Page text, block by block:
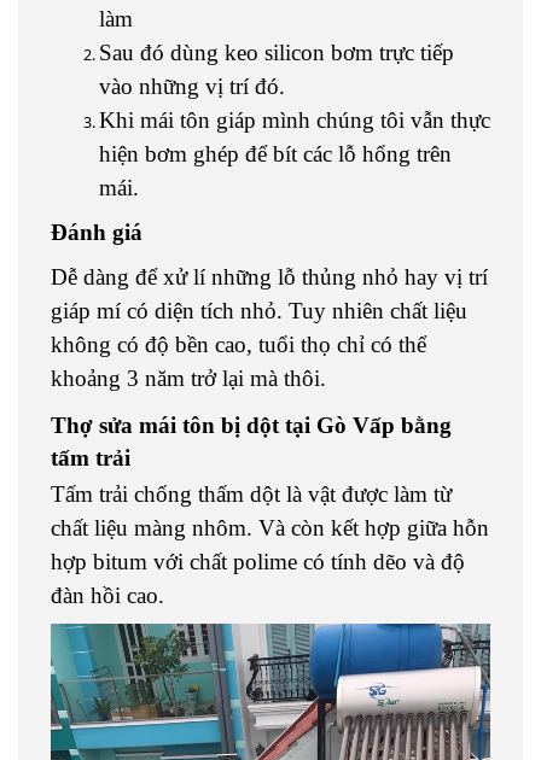
làm
Sau đó dùng keo silicon bơm trực tiếp
vào những vị trí đó.
Khi mái tôn giáp mình chúng tôi vẫn thực
hiện bơm ghép để bít các lỗ hổng trên
mái.
Đánh giá
Dễ dàng để xử lí những lỗ thủng nhỏ hay vị trí
giáp mí có diện tích nhỏ. Tuy nhiên chất liệu
không có độ bền cao, tuổi thọ chỉ có thể
khoảng 3 năm trở lại mà thôi.
Thợ sửa mái tôn bị dột tại Gò Vấp bằng
tấm trải
Tấm trải chống thấm dột là vật được làm từ
chất liệu màng nhôm. Và còn kết hợp giữa hỗn
hợp bitum với chất polime có tính dẽo và độ
đàn hồi cao.